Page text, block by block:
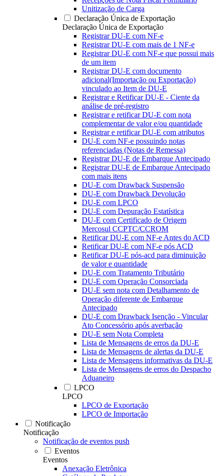
Unitização de Carga
Declaração Única de Exportação
Declaração Única de Exportação
Registrar DU-E com NF-e
Registrar DU-E com mais de 1 NF-e
Registrar DU-E com NF-e que possui mais
de um item
Registrar DU-E com documento
adicional(Importação ou Exportação)
vinculado ao Item de DU-E
Registrar e Retificar DU-E - Ciente da
análise de pré-registro
Registrar e retificar DU-E com nota
complementar de valor e/ou quantidade
Registrar e retificar DU-E com atributos
DU-E com NF-e possuindo notas
referenciadas (Notas de Remessa)
Registrar DU-E de Embarque Antecipado
Registrar DU-E de Embarque Antecipado
com mais itens
DU-E com Drawback Suspensão
DU-E com Drawback Devolução
DU-E com LPCO
DU-E com Depuração Estatística
DU-E com Certificado de Origem
Mercosul CCPTC/CCROM
Retificar DU-E com NF-e Antes do ACD
Retificar DU-E com NF-e pós ACD
Retificar DU-E pós-acd para diminuição
de valor e quantidade
DU-E com Tratamento Tributário
DU-E com Operação Consorciada
DU-E sem nota com Detalhamento de
Operação diferente de Embarque
Antecipado
DU-E com Drawback Isenção - Vincular
Ato Concessório após averbação
DU-E sem Nota Completa
Lista de Mensagens de erros da DU-E
Lista de Mensagens de alertas da DU-E
Lista de Mensagens informativas da DU-E
Lista de Mensagens de erros do Despacho
Aduaneiro
LPCO
LPCO
LPCO de Exportação
LPCO de Importação
Notificação
Notificação
Notificação de eventos push
Eventos
Eventos
Anexação Eletrônica